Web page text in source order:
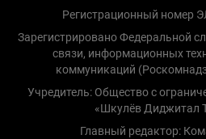
Регистрационный номер
Зарегистрировано Федеральной
связи, информационных
коммуникаций
Учредитель: Общество с
«Шкулёв Диджитал
Главный редактор: